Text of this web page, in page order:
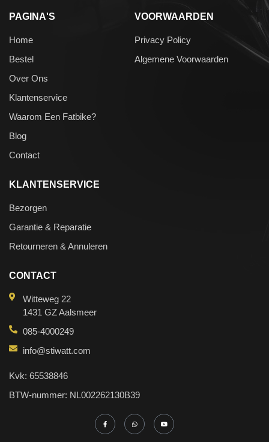
PAGINA'S
Home
Bestel
Over Ons
Klantenservice
Waarom Een Fatbike?
Blog
Contact
VOORWAARDEN
Privacy Policy
Algemene Voorwaarden
CONTACT
Witteweg 22
1431 GZ Aalsmeer
085-4000249
info@stiwatt.com
Kvk: 65538846
BTW-nummer: NL002262130B39
KLANTENSERVICE
Bezorgen
Garantie & Reparatie
Retourneren & Annuleren